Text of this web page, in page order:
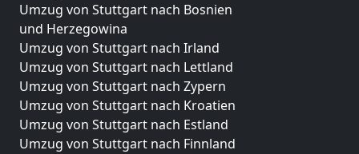
Umzug von Stuttgart nach Bosnien
und Herzegowina
Umzug von Stuttgart nach Irland
Umzug von Stuttgart nach Lettland
Umzug von Stuttgart nach Zypern
Umzug von Stuttgart nach Kroatien
Umzug von Stuttgart nach Estland
Umzug von Stuttgart nach Finnland